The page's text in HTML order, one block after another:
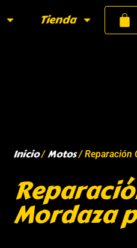
Tienda
Inicio/Motos/ Reparación
Mordaza